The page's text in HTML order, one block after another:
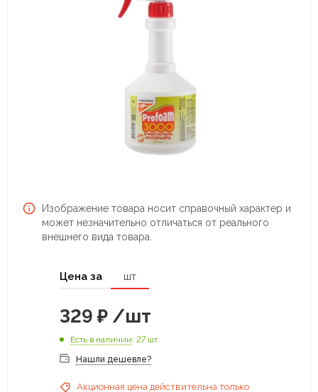
Изображение товара носит справочный характер и
может незначительно отличаться от реального
внешнего вида товара.
Цена за шт
329 ₽ /шт
Есть в наличии: 27 шт
Нашли дешевле?
Акционная цена действительна только